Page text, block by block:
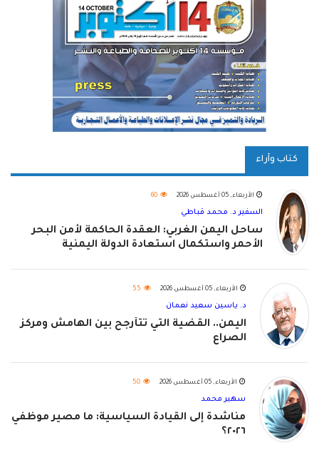
كتاب وآراء
الأربعاء, 05 أغسطس 2026 60
السفير د. محمد قباطي
ساحل اليمن الغربي: العقدة الحاكمة لأمن البحر
الأحمر واستكمال استعادة الدولة اليمنية
الأربعاء, 05 أغسطس 2026 55
د. ياسين سعيد نعمان
اليمن.. القضية التي تتأرجح بين الهامش ومركز
الصراع
الأربعاء, 05 أغسطس 2026 50
سهير محمد
مناشدة إلى القيادة السياسية: ما مصير موظفي
٢٠٢٦؟